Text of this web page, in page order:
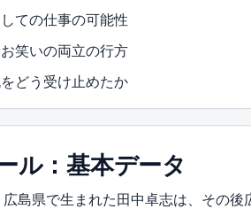
ての仕事の可能性
笑いの両立の行方
どう受け止めたか
ル：基本データ
島県で生まれた田中卓志は、その後